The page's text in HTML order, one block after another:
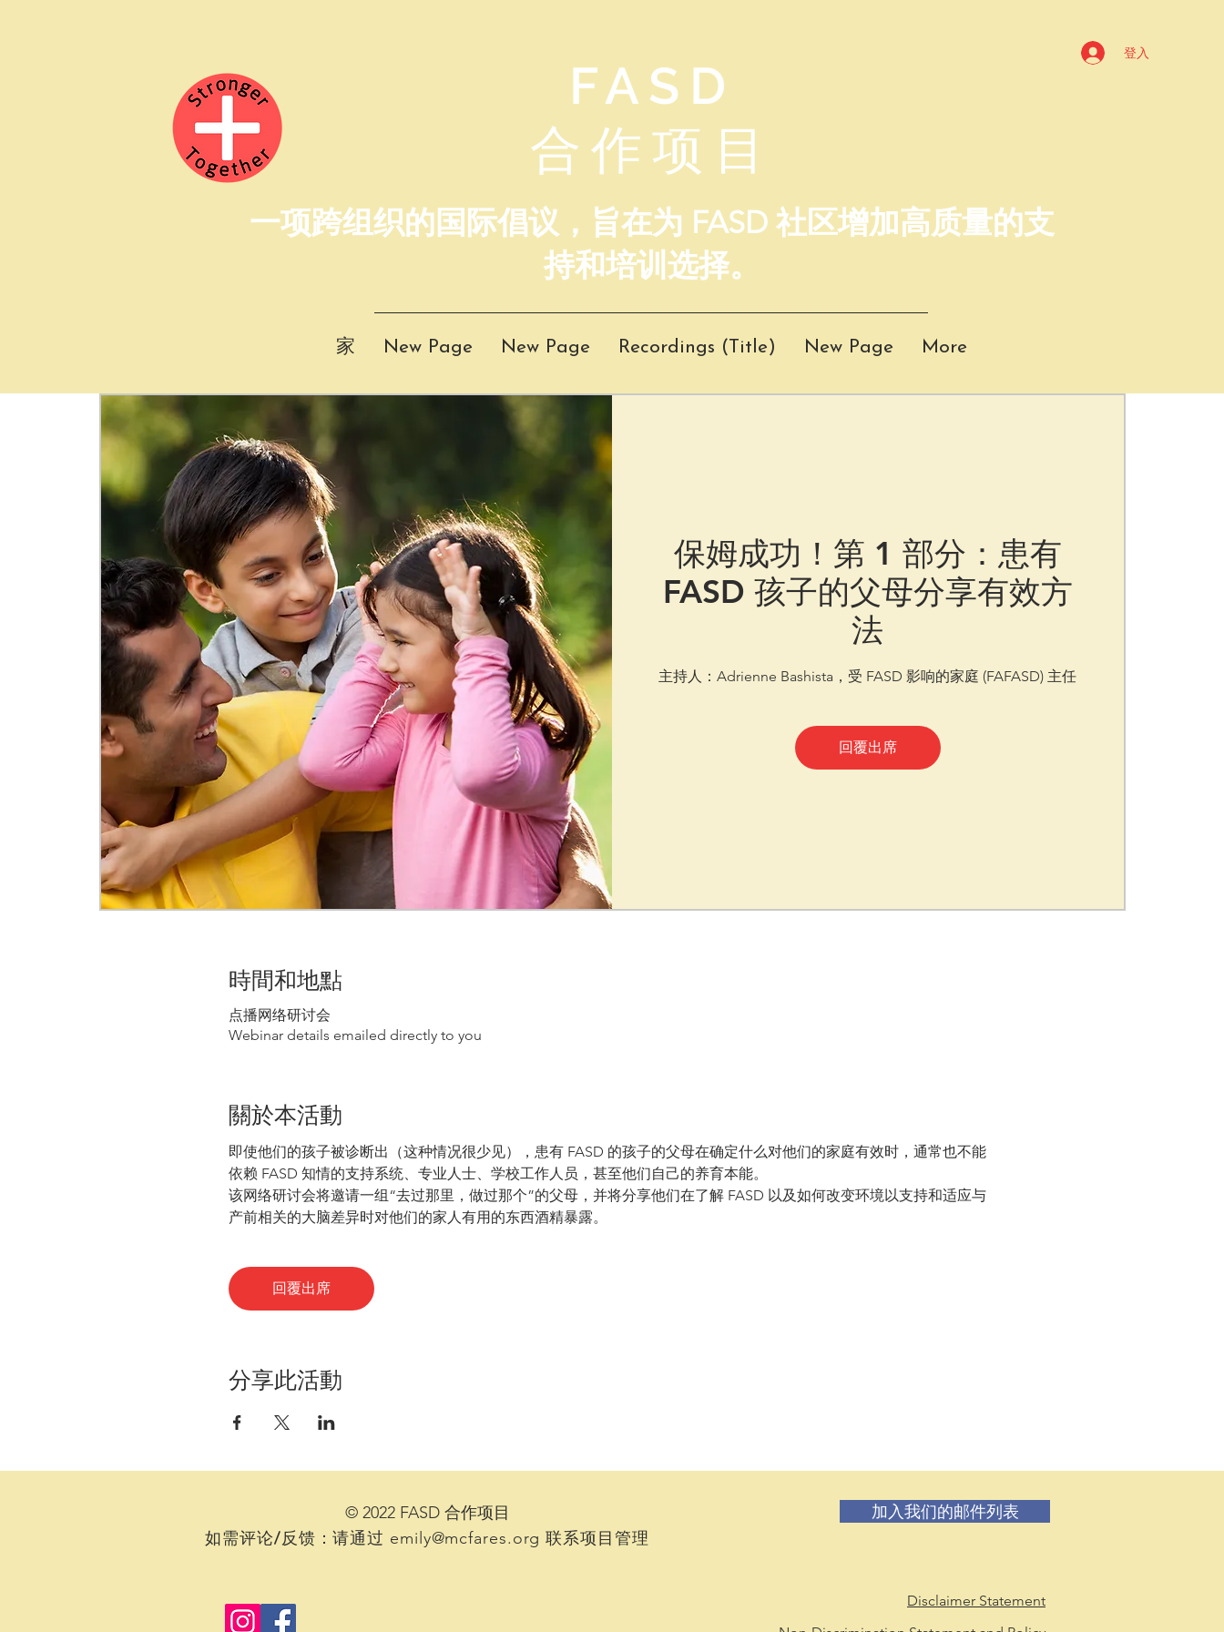
FASD
合作项目
登入
一项跨组织的国际倡议，旨在为 FASD 社区增加高质量的支
持和培训选择。
家 New Page New Page Recordings (Title) New Page More
保姆成功！第 1 部分：患有
FASD 孩子的父母分享有效方
法
主持人：Adrienne Bashista，受 FASD 影响的家庭 (FAFASD) 主任
回覆出席
時間和地點
点播网络研讨会
Webinar details emailed directly to you
關於本活動
即使他们的孩子被诊断出（这种情况很少见），患有 FASD 的孩子的父母在确定什么对他们的家庭有效时，通常也不能
依赖 FASD 知情的支持系统、专业人士、学校工作人员，甚至他们自己的养育本能。
该网络研讨会将邀请一组“去过那里，做过那个”的父母，并将分享他们在了解 FASD 以及如何改变环境以支持和适应与
产前相关的大脑差异时对他们的家人有用的东西酒精暴露。
回覆出席
分享此活動
© 2022 FASD 合作项目
如需评论/反馈：请通过 emily@mcfares.org 联系项目管理
加入我们的邮件列表
Disclaimer Statement